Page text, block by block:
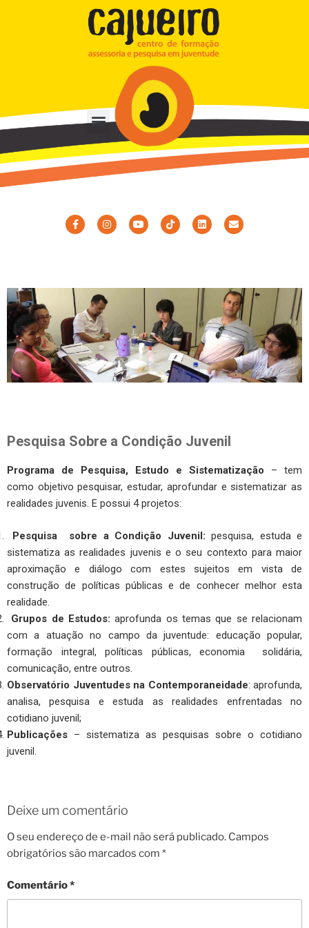
Pesquisa Sobre a Condição Juvenil
Programa de Pesquisa, Estudo e Sistematização – tem
como objetivo pesquisar, estudar, aprofundar e sistematizar as
realidades juvenis. E possui 4 projetos:
Pesquisa sobre a Condição Juvenil: pesquisa, estuda e
sistematiza as realidades juvenis e o seu contexto para maior
aproximação e diálogo com estes sujeitos em vista de
construção de políticas públicas e de conhecer melhor esta
realidade.
Grupos de Estudos: aprofunda os temas que se relacionam
com a atuação no campo da juventude: educação popular,
formação integral, políticas públicas, economia solidária,
comunicação, entre outros.
Observatório Juventudes na Contemporaneidade: aprofunda,
analisa, pesquisa e estuda as realidades enfrentadas no
cotidiano juvenil;
Publicações – sistematiza as pesquisas sobre o cotidiano
juvenil.
Deixe um comentário
O seu endereço de e-mail não será publicado. Campos
obrigatórios são marcados com *
Comentário*